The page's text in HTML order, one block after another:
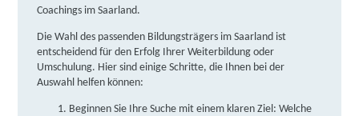
Coachings im Saarland.
Die Wahl des passenden Bildungsträgers im Saarland ist
entscheidend für den Erfolg Ihrer Weiterbildung oder
Umschulung. Hier sind einige Schritte, die Ihnen bei der
Auswahl helfen können:​
Beginnen Sie Ihre Suche mit einem klaren Ziel: Welche